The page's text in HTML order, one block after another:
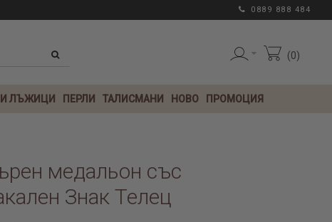
0889 888 484
0
ЛЪЖИЦИ ПЕРЛИ ТАЛИСМАНИ НОВО ПРОМОЦИЯ
медальон със
Знак Телец